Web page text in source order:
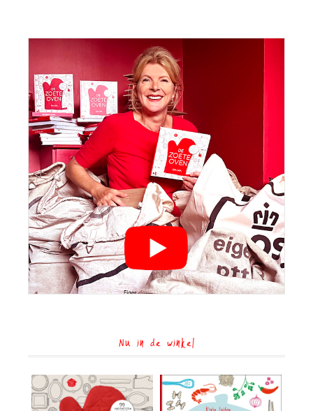
Nu in de winkel